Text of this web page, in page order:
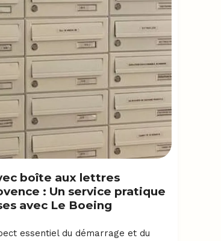
boîte aux lettres
: Un service pratique
avec Le Boeing
essentiel du démarrage et du